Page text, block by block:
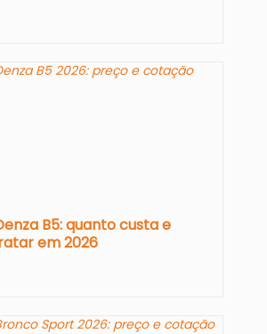
B5: quanto custa e
em 2026